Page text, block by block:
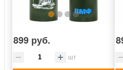
899 руб.
шт